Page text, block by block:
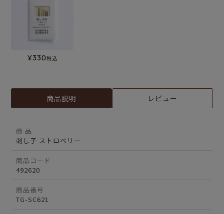
¥330税込
商品説明 レビュー
商 品
刺し子 ストロベリー
商品コード
492620
商品番号
TG-SC621